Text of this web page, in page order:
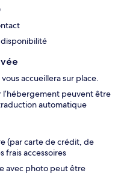
disponibilité
accueillera sur place.
l’hébergement peuvent être
automatique
(par carte de crédit, de
frais accessoires
avec photo peut être